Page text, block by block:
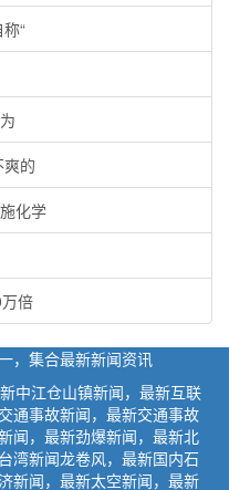
“
的
化学
倍
，集合最新新闻资讯
中江仓山镇新闻，最新互联
通事故新闻，最新交通事故
闻，最新劲爆新闻，最新北
湾新闻龙卷风，最新国内石
新闻，最新太空新闻，最新